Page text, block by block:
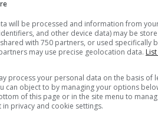
NO₂, hırıltı, öksürük,
algınlığı, grip ve bronşit
sorunlara yol açar.
Avrupa için, hava kirliliği
dördüncü panelinde
polen tahmini
will be processed and information from
and other device data) may be
with 750 partners, or used specifically
may use precise geolocation data.
process your personal data on the basis of
can object to by managing your options
of this page or in the site menu to
privacy and cookie settings.